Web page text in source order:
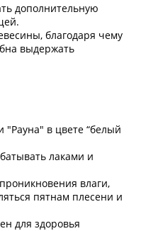
дополнительную
благодаря чему
выдержать
"Рауна" в цвете “белый
лаками и
влаги,
пятнам плесени и
для здоровья